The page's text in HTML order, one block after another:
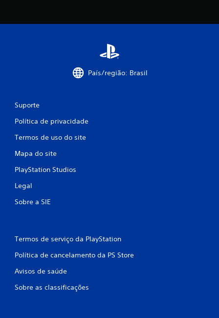
País/região: Brasil
Suporte
Política de privacidade
Termos de uso do site
Mapa do site
PlayStation Studios
Legal
Sobre a SIE
Termos de serviço da PlayStation
Política de cancelamento da PS Store
Avisos de saúde
Sobre as classificações